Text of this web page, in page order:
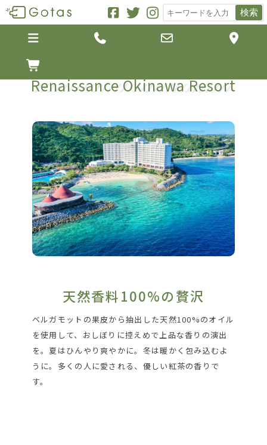
検索
   

Renaissance Okinawa Resort
天然香料100%の贅沢
ベルガモットの果皮から抽出した天然100%のオイル
を使用して、おしぼりに控えめで上品な香りの演出
を。夏はひんやり爽やかに。冬は暖かく包み込むよ
うに。多くの人に愛される、優しい紅茶の香りで
す。